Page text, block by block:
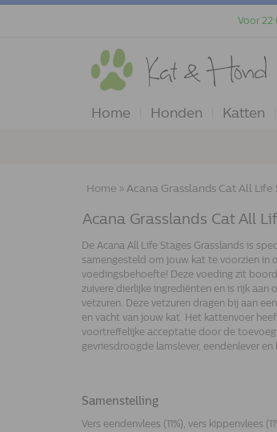
Voor
Home Honden Katten
Home » Acana Grasslands Cat All Life
Acana Grasslands Cat All
De Acana All Life Stages Grasslands is
samengesteld om jouw kat te voorzien in
voedingsbehoefte! Deze voeding zit
zuivere dierlijke ingrediënten en is rijk aan
vetzuren. Deze vetzuren dragen bij aan
en vacht van jouw kat. Het kattenvoer
voortreffelijke acceptatie door de
gevriesdroogde lamslever, eendenlever en
Samenstelling
Vers eendenvlees (11%), vers kippenvlees